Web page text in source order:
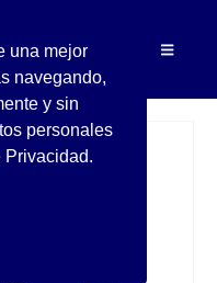
una mejor
navegando,
y sin
personales
Privacidad.